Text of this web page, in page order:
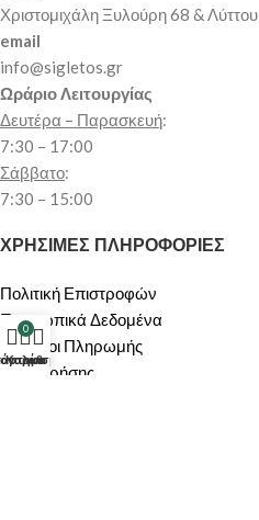
Χριστομιχάλη Ξυλούρη 68 & Λύττου
email
info@sigletos.gr
Ωράριο Λειτουργίας
Δευτέρα – Παρασκευή:
7:30 – 17:00
Σάββατο:
7:30 – 15:00
ΧΡΗΣΙΜΕΣ ΠΛΗΡΟΦΟΡΙΕΣ
Πολιτική Επιστροφών
Προσωπικά Δεδομένα
Μέθοδοι Πληρωμής
Όροι Χρήσης
0
Καλάθι μου